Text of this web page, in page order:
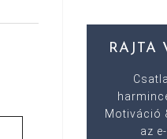
RAJTA
Motiváció
az